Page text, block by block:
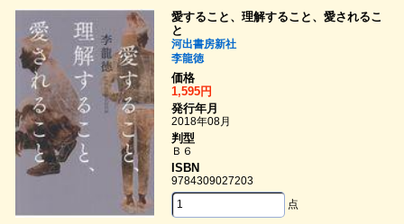
愛すること、理解すること、愛されるこ
と
河出書房新社
李龍徳
価格
1,595円
発行年月
2018年08月
判型
Ｂ６
ISBN
9784309027203
点